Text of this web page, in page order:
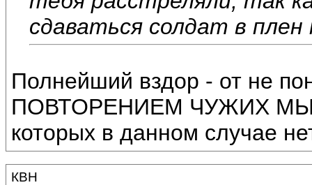
сдаваться солдат в плен
Полнейший вздор - от не
ПОВТОРЕНИЕМ ЧУЖИХ
которых в данном случае
КВН